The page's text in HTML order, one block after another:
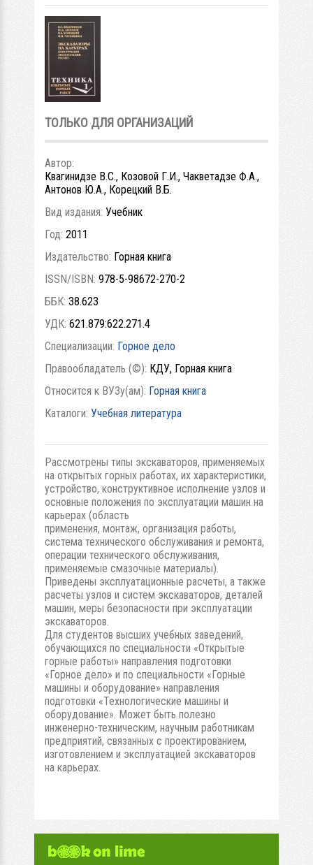
ТОЛЬКО ДЛЯ ОРГАНИЗАЦИЙ
Автор:
Квагинидзе В.С., Козовой Г.И., Чакветадзе Ф.А.,
Антонов Ю.А., Корецкий В.Б.
Вид издания: Учебник
Год: 2011
Издательство: Горная книга
ISSN/ISBN: 978-5-98672-270-2
ББК: 38.623
УДК: 621.879:622.271.4
Специализации: Горное дело
Правообладатель (©): КДУ, Горная книга
Относится к ВУЗу(ам): Горная книга
Каталоги: Учебная литература
Рассмотрены типы экскаваторов, применяемых
на открытых горных работах, их характеристики,
устройство, конструктивное исполнение узлов и
основные положения по эксплуатации машин на
карьерах (область
применения, монтаж, организация работы,
система технического обслуживания и ремонта,
операции технического обслуживания,
применяемые смазочные материалы).
Приведены эксплуатационные расчеты, а также
расчеты узлов и систем экскаваторов, деталей
машин, меры безопасности при эксплуатации
экскаваторов.
Для студентов высших учебных заведений,
обучающихся по специальности «Открытые
горные работы» направления подготовки
«Горное дело» и по специальности «Горные
машины и оборудование» направления
подготовки «Технологические машины и
оборудование». Может быть полезно
инженерно-техническим, научным работникам
предприятий, связанных с проектированием,
изготовлением и эксплуатацией экскаваторов
на карьерах.